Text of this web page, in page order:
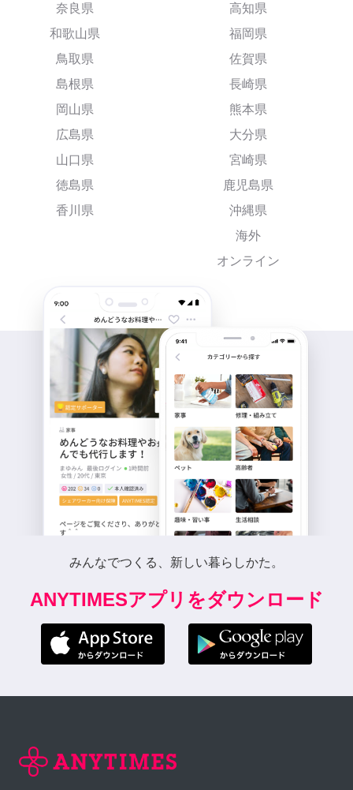
奈良県
和歌山県
鳥取県
島根県
岡山県
広島県
山口県
徳島県
香川県
高知県
福岡県
佐賀県
長崎県
熊本県
大分県
宮崎県
鹿児島県
沖縄県
海外
オンライン
みんなでつくる、新しい暮らしかた。
ANYTIMESアプリをダウンロード